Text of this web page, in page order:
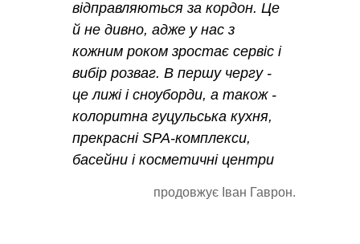
відправляються за кордон. Це
й не дивно, адже у нас з
кожним роком зростає сервіс і
вибір розваг. В першу чергу -
це лижі і сноуборди, а також -
колоритна гуцульська кухня,
прекрасні SPA-комплекси,
басейни і косметичні центри
продовжує Іван Гаврон.